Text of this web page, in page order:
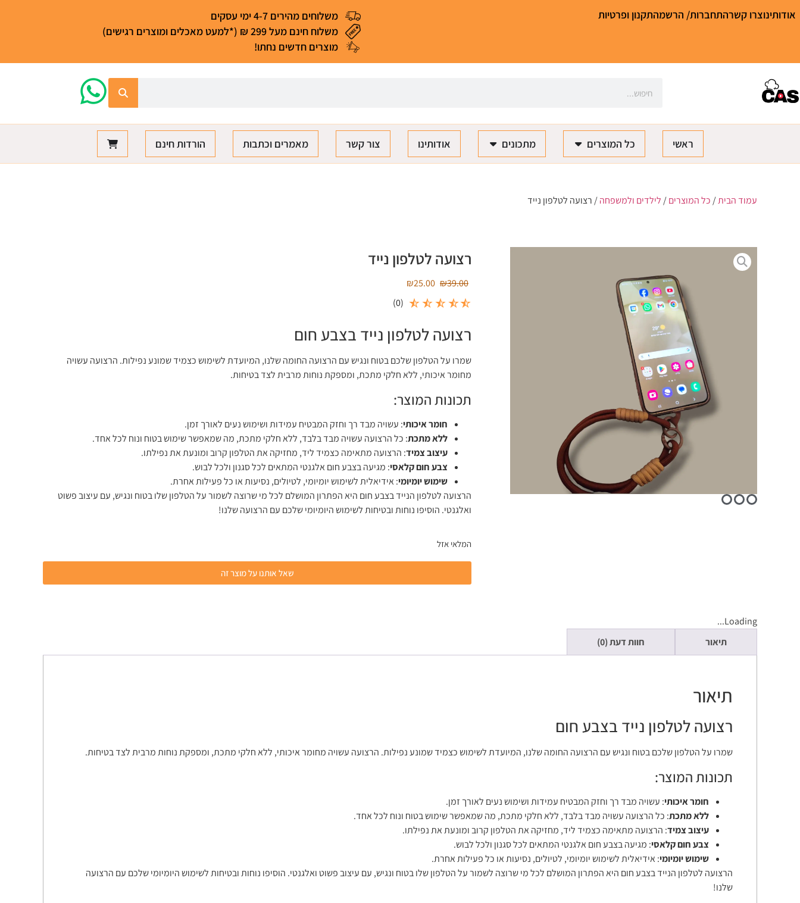
אודותינוצרו קשרהתחברות/ הרשמהתקנון ופרטיות
משלוחים מהירים 4-7 ימי עסקים
משלוח חינם מעל 299 ₪ (*למעט מאכלים ומוצרים רגישים)
מוצרים חדשים נחתו!
ראשי כל המוצרים מתכונים אודותינו צור קשר מאמרים וכתבות הורדות חינם
עמוד הבית/כל המוצרים/לילדים ולמשפחה/ רצועה לטלפון נייד
רצועה לטלפון נייד
₪39.00
₪25.00
(
0
)
רצועה לטלפון נייד בצבע חום
שמרו על הטלפון שלכם בטוח ונגיש עם הרצועה החומה שלנו, המיועדת לשימוש כצמיד שמונע נפילות. הרצועה עשויה
מחומר איכותי, ללא חלקי מתכת, ומספקת נוחות מרבית לצד בטיחות.
תכונות המוצר:
חומר איכותי: עשויה מבד רך וחזק המבטיח עמידות ושימוש נעים לאורך זמן.
ללא מתכת: כל הרצועה עשויה מבד בלבד, ללא חלקי מתכת, מה שמאפשר שימוש בטוח ונוח לכל אחד.
עיצוב צמיד: הרצועה מתאימה כצמיד ליד, מחזיקה את הטלפון קרוב ומונעת את נפילתו.
צבע חום קלאסי: מגיעה בצבע חום אלגנטי המתאים לכל סגנון ולכל לבוש.
שימוש יומיומי: אידיאלית לשימוש יומיומי, לטיולים, נסיעות או כל פעילות אחרת.
הרצועה לטלפון הנייד בצבע חום היא הפתרון המושלם לכל מי שרוצה לשמור על הטלפון שלו בטוח ונגיש, עם עיצוב פשוט
ואלגנטי. הוסיפו נוחות ובטיחות לשימוש היומיומי שלכם עם הרצועה שלנו!
המלאי אזל
שאל אותנו על מוצר זה
Loading...
תיאור
חוות דעת (0)
תיאור
רצועה לטלפון נייד בצבע חום
שמרו על הטלפון שלכם בטוח ונגיש עם הרצועה החומה שלנו, המיועדת לשימוש כצמיד שמונע נפילות. הרצועה עשויה מחומר איכותי, ללא חלקי מתכת, ומספקת נוחות מרבית לצד בטיחות.
תכונות המוצר:
חומר איכותי: עשויה מבד רך וחזק המבטיח עמידות ושימוש נעים לאורך זמן.
ללא מתכת: כל הרצועה עשויה מבד בלבד, ללא חלקי מתכת, מה שמאפשר שימוש בטוח ונוח לכל אחד.
עיצוב צמיד: הרצועה מתאימה כצמיד ליד, מחזיקה את הטלפון קרוב ומונעת את נפילתו.
צבע חום קלאסי: מגיעה בצבע חום אלגנטי המתאים לכל סגנון ולכל לבוש.
שימוש יומיומי: אידיאלית לשימוש יומיומי, לטיולים, נסיעות או כל פעילות אחרת.
הרצועה לטלפון הנייד בצבע חום היא הפתרון המושלם לכל מי שרוצה לשמור על הטלפון שלו בטוח ונגיש, עם עיצוב פשוט ואלגנטי. הוסיפו נוחות ובטיחות לשימוש היומיומי שלכם עם הרצועה
שלנו!